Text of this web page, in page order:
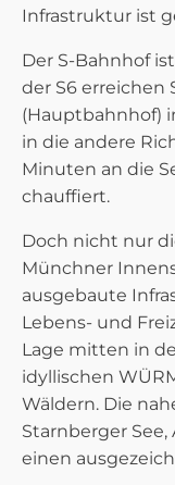
Infrastruktur ist
Der S-Bahnhof
der S6 erreichen
(Hauptbahnhof)
in die andere
Minuten an die
chauffiert.
Doch nicht nur
Münchner
ausgebaute
Lebens- und
Lage mitten in
idyllischen
Wäldern. Die
Starnberger
einen